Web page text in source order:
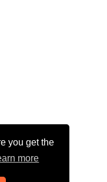
you get the
more